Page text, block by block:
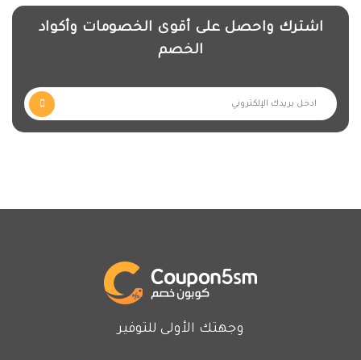
اشترك واحصل على أقوى الخصومات وأكواد
الخصم
وجهتك الأولى للتوفير